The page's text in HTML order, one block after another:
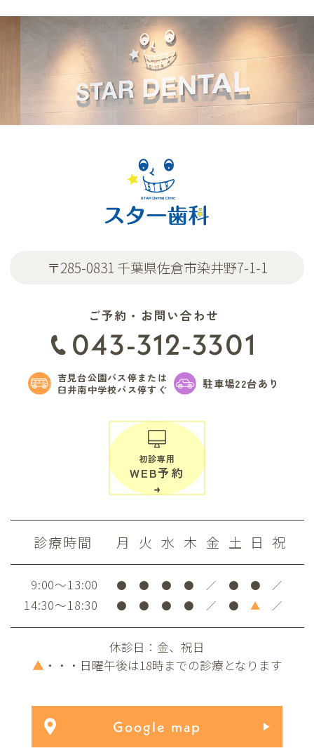
〒285-0831 千葉県佐倉市染井野7-1-1
ご予約・お問い合わせ
043-312-3301
吉見台公園バス停または
臼井南中学校バス停すぐ
駐車場22台あり
初診専用
WEB予約
診療時間 月 火 水 木 金 土 日 祝
9:00～13:00 ● ● ● ● ／ ● ● ／
14:30～18:30 ● ● ● ● ／ ● ▲ ／
休診日：金、祝日
▲ ・・・日曜午後は18時までの診療となります
Google map